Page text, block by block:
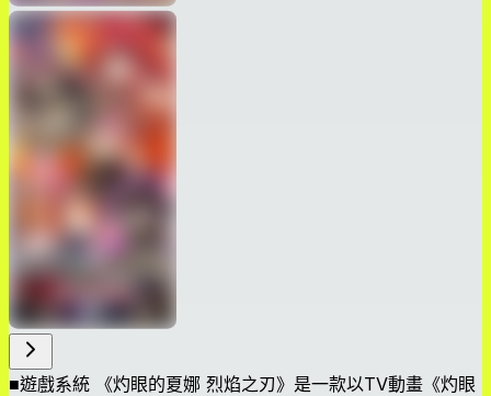
■遊戲系統 《灼眼的夏娜 烈焰之刃》是一款以TV動畫《灼眼